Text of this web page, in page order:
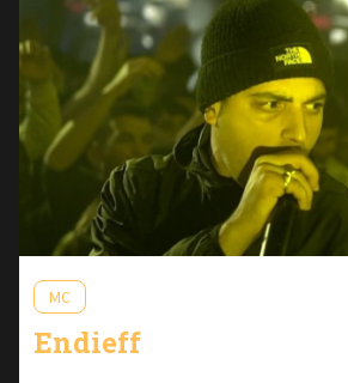
MC
Endieff